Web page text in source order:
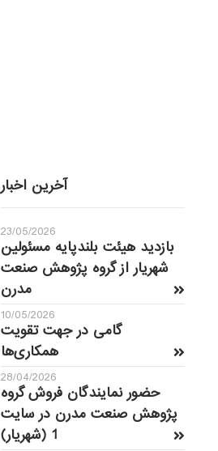
آخرین اخبار
23/05/2026
بازدید هیئت بلندپایه مسئولین
شهریار از گروه پژوهش صنعت
مدرن
10/05/2026
گامی در جهت تقویت
همکاری‌ها
28/04/2026
حضور نمایندگان فروش گروه
پژوهش صنعت مدرن در سایت
1 (شهریار)